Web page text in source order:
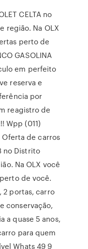
CELTA no
região. Na OLX
perto de
GASOLINA
em perfeito
reserva e
por
reagistro de
Wpp (011)
Oferta de carros
no Distrito
Na OLX você
de você.
2 portas, carro
conservação,
a quase 5 anos,
para quem
Whats 49 9